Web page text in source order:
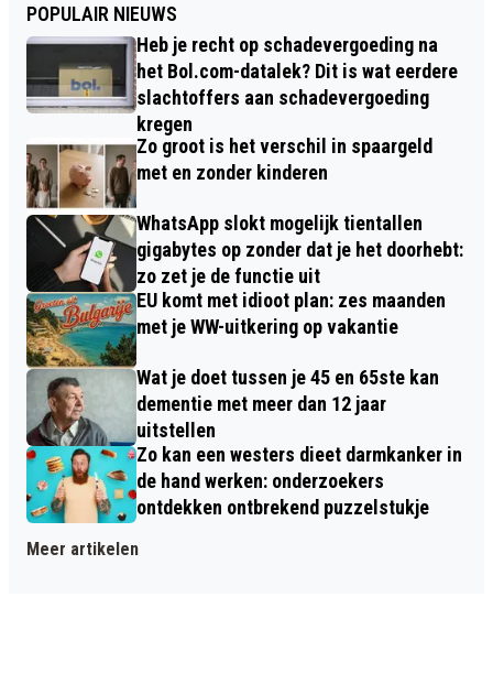
POPULAIR NIEUWS
Heb je recht op schadevergoeding na
het Bol.com-datalek? Dit is wat eerdere
slachtoffers aan schadevergoeding
kregen
Zo groot is het verschil in spaargeld
met en zonder kinderen
WhatsApp slokt mogelijk tientallen
gigabytes op zonder dat je het doorhebt:
zo zet je de functie uit
EU komt met idioot plan: zes maanden
met je WW-uitkering op vakantie
Wat je doet tussen je 45 en 65ste kan
dementie met meer dan 12 jaar
uitstellen
Zo kan een westers dieet darmkanker in
de hand werken: onderzoekers
ontdekken ontbrekend puzzelstukje
Meer artikelen